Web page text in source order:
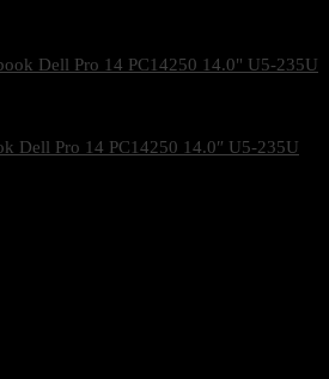
Dell Pro 14 PC14250 14.0″ U5-235U